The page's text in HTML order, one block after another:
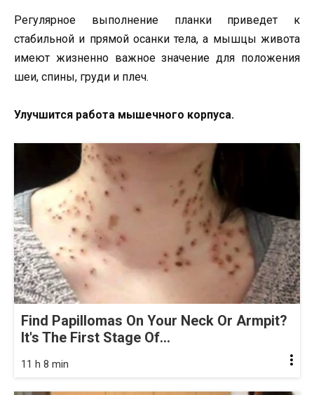
Регулярное выполнение планки приведет к
стабильной и прямой осанки тела, а мышцы живота
имеют жизненно важное значение для положения
шеи, спины, груди и плеч.
Улучшится работа мышечного корпуса.
Find Papillomas On Your Neck Or Armpit?
It's The First Stage Of...
11 h 8 min